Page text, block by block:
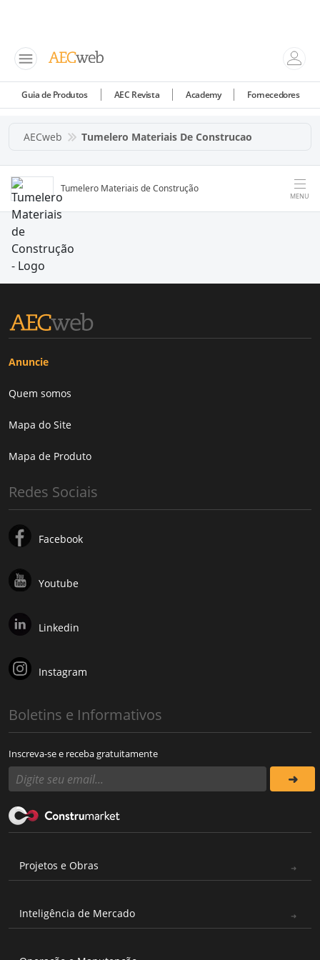
Guia de Produtos AEC Revista Academy Fornecedores
AECweb Tumelero Materiais De Construcao
Tumelero Materiais de Construção
MENU
Anuncie
Quem somos
Mapa do Site
Mapa de Produto
Redes Sociais
Facebook
Youtube
Linkedin
Instagram
Boletins e Informativos
Inscreva-se e receba gratuitamente
Projetos e Obras
Inteligência de Mercado